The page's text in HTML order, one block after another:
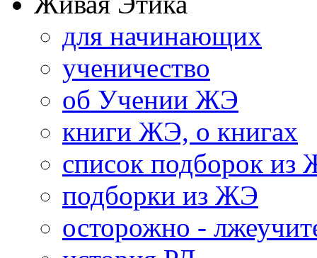
для начинающих
ученичество
об Учении ЖЭ
книги ЖЭ, о книгах
список подборок из
подборки из ЖЭ
осторожно -